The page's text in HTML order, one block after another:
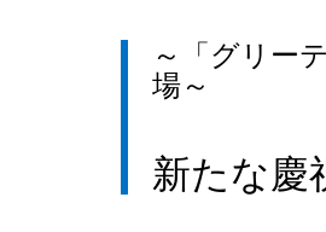
～「グリー
場～
新たな慶